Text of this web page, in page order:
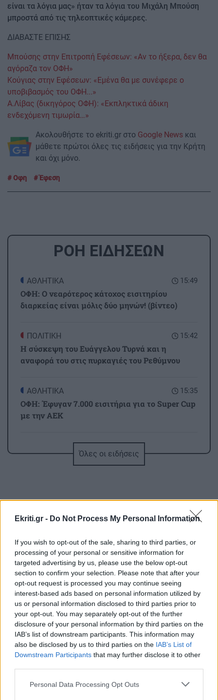
Ekriti.gr - Do Not Process My Personal Information
If you wish to opt-out of the sale, sharing to third parties, or
processing of your personal or sensitive information for
targeted advertising by us, please use the below opt-out
section to confirm your selection. Please note that after your
opt-out request is processed you may continue seeing
interest-based ads based on personal information utilized by
us or personal information disclosed to third parties prior to
your opt-out. You may separately opt-out of the further
disclosure of your personal information by third parties on the
IAB’s list of downstream participants. This information may
also be disclosed by us to third parties on the IAB’s List of
Downstream Participants that may further disclose it to other
Personal Data Processing Opt Outs
είναι τα λόγια μας» ήταν τα λόγια του Μιχάλη Μπούση
μπροστά από τις τηλεοπτικές κάμερες.
ΔΙΑΒΑΣΤΕ ΕΠΙΣΗΣ
Μπούσης στην Επιτροπή Εφέσεων: «Αν το ήξερα, δεν θα
αγόραζα τον ΟΦΗ»
Kούγιας στην Εφέσεων: «Εμένα θα με συνέφερε ο
υποβιβασμός του ΟΦΗ...»
Α.Λίβας (δικηγόρος ΟΦΗ): «Εκπληκτικά άδικη
ενδεχόμενη τιμωρία…»
Ακολουθήστε το ekriti.gr στο Google News και
μάθετε πρώτοι όλες τις ειδήσεις για την Κρήτη
και όχι μόνο.
Οφη Έφεση
ΡΟΗ ΕΙΔΗΣΕΩΝ
15:49
ΑΘΛΗΤΙΚΑ
ΟΦΗ: Ο νεαρότερος κάτοχος εισιτηρίου
διαρκείας είναι μόλις δύο μηνών! (βίντεο)
15:42
ΠΟΛΙΤΙΚΗ
Η σύσκεψη του Ευάγγελου Τυρνά και η
αναφορά του στις πυρκαγιές του Ρεθύμνου
15:35
ΑΘΛΗΤΙΚΑ
ΟΦΗ: Έφυγαν 7.000 εισιτήρια για το Super Cup
με την ΑΕΚ
ΚΡΗΤΙΚΑ ΚΑΙ ΑΛΛΑ
Ηράκλειο: 40 ημέρες χωρίς τη Μαρία
15:19
ΒΟΑΚ: Κλείνει στις 10 και 11 Αυγούστου λόγω
επικίνδυνων βράχων στη γέφυρα Ξηροποτάμου
15:09
ΚΟΣΜΟΣ
Αραγτσί: Ιράν και το Ομάν είναι πολύ κοντά
στην επίτευξη μίας συμφωνίας
15:00
GOSSIP - LIFESTYLE
Ο Γιάννης Τσιμιτσέλης φέρνει την απόλυτη
ανατροπή με το «The Quiz With Balls» στον
ΣΚΑΪ
14:53
ΚΡΗΤΗ
Όλες οι ειδήσεις
ΠΕΡΙΣΣΟΤΕΡΑ
ΑΘΛΗΤΙΚΑ
ΟΦΗ: Ο νεαρότερος κάτοχος
εισιτηρίου διαρκείας είναι μόλις δύο
μηνών! (βίντεο)